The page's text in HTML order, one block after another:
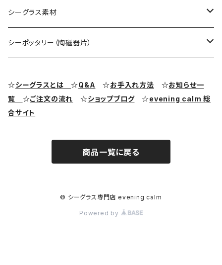
シーグラス オブジェ・置物
シーグラス ネックレス
シーグラス ペンダントヘッド（トップ）
シーグラス リング・指輪
シーグラス素材
アクセサリー用シーグラス
シーポッタリー（陶磁器片）
☆シーグラスとは☆Q&A ☆お手入れ方法 ☆お知らせ一
覧 ☆ご注文の流れ ☆ショップブログ ☆evening calm 総
合サイト
商品一覧に戻る
© シーグラス専門店 evening calm
Powered by